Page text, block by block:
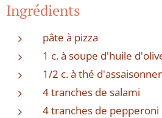
Ingrédients
pâte à pizza
1 c. à soupe d'huile
1/2 c. à thé
4 tranches de salami
4 tranches de pepperoni